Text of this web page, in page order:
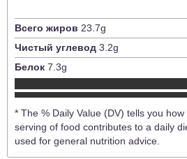
Всего жиров 23.7g
Чистый углевод 3.2g
Белок 7.3g
* The % Daily Value (DV) tells you
serving of food contributes to a daily
used for general nutrition advice.